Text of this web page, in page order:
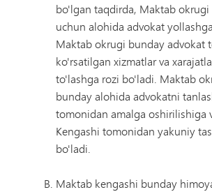
bo'lgan taqdirda, Maktab okrugi
uchun alohida advokat
Maktab okrugi bunday advokat
ko'rsatilgan xizmatlar va
to'lashga rozi bo'ladi. Maktab
bunday alohida advokatni
tomonidan amalga oshirilishiga
Kengashi tomonidan yakuniy
bo'ladi.
Maktab kengashi bunday